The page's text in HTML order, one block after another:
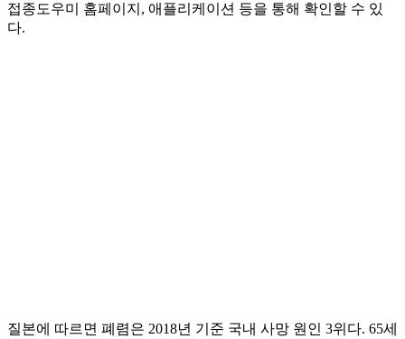
접종도우미 홈페이지, 애플리케이션 등을 통해 확인할 수 있
다.
질본에 따르면 폐렴은 2018년 기준 국내 사망 원인 3위다. 65세